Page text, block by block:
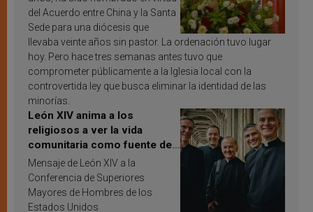
del Acuerdo entre China y la Santa
Sede para una diócesis que
llevaba veinte años sin pastor. La ordenación tuvo lugar
hoy. Pero hace tres semanas antes tuvo que
comprometer públicamente a la Iglesia local con la
controvertida ley que busca eliminar la identidad de las
minorías.
León XIV anima a los
religiosos a ver la vida
comunitaria como fuente de
inspiración y santificación
Mensaje de León XIV a la
Conferencia de Superiores
Mayores de Hombres de los
Estados Unidos